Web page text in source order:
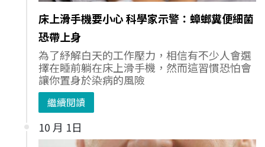
床上滑手機要小心 科學家示警：蟑螂糞便細菌
恐帶上身
為了紓解白天的工作壓力，相信有不少人會選
擇在睡前躺在床上滑手機，然而這習慣恐怕會
讓你置身於染病的風險
繼續閱讀
10 月 1日